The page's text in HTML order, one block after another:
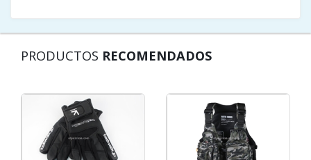
PRODUCTOS RECOMENDADOS